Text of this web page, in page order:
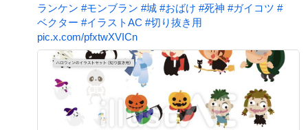
ランケン #モンブラン #城 #おばけ #死神 #ガイコツ #
ベクター #イラストAC #切り抜き用
pic.x.com/pfxtwXVICn